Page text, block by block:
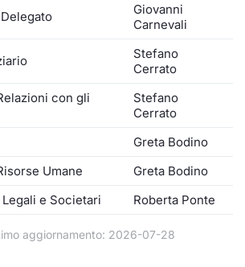
Giovanni
Carnevali
Stefano
Cerrato
con gli
Stefano
Cerrato
Greta Bodino
Umane
Greta Bodino
e Societari
Roberta Ponte
aggiornamento: 2026-07-28
Market
KID